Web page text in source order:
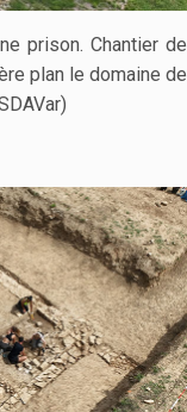
prison. Chantier de
plan le domaine de